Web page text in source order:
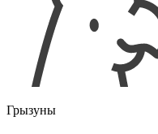
Грызуны